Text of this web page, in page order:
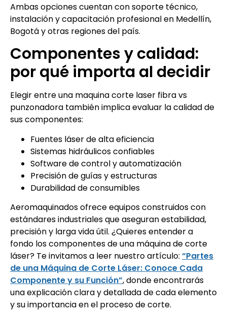
Ambas opciones cuentan con soporte técnico,
instalación y capacitación profesional en Medellín,
Bogotá y otras regiones del país.
Componentes y calidad:
por qué importa al decidir
Elegir entre una maquina corte laser fibra vs
punzonadora también implica evaluar la calidad de
sus componentes:
Fuentes láser de alta eficiencia
Sistemas hidráulicos confiables
Software de control y automatización
Precisión de guías y estructuras
Durabilidad de consumibles
Aeromaquinados ofrece equipos construidos con
estándares industriales que aseguran estabilidad,
precisión y larga vida útil. ¿Quieres entender a
fondo los componentes de una máquina de corte
láser? Te invitamos a leer nuestro artículo: “Partes
de una Máquina de Corte Láser: Conoce Cada
Componente y su Función”, donde encontrarás
una explicación clara y detallada de cada elemento
y su importancia en el proceso de corte.